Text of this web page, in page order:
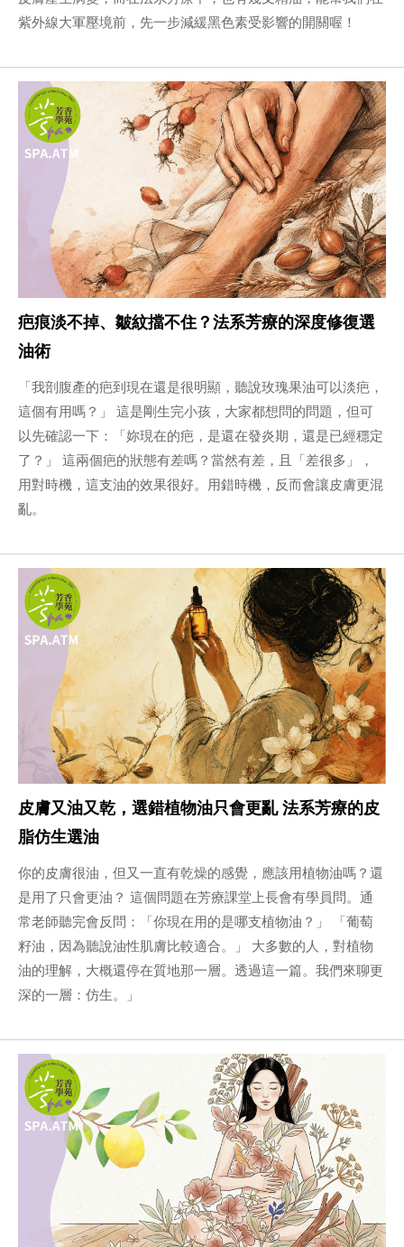
紫外線大軍壓境前，先一步減緩黑色素受影響的開關喔！
疤痕淡不掉、皺紋擋不住？法系芳療的深度修復選
油術
「我剖腹產的疤到現在還是很明顯，聽說玫瑰果油可以淡疤，
這個有用嗎？」 這是剛生完小孩，大家都想問的問題，但可
以先確認一下：「妳現在的疤，是還在發炎期，還是已經穩定
了？」 這兩個疤的狀態有差嗎？當然有差，且「差很多」，
用對時機，這支油的效果很好。用錯時機，反而會讓皮膚更混
亂。
皮膚又油又乾，選錯植物油只會更亂 法系芳療的皮
脂仿生選油
你的皮膚很油，但又一直有乾燥的感覺，應該用植物油嗎？還
是用了只會更油？ 這個問題在芳療課堂上長會有學員問。通
常老師聽完會反問：「你現在用的是哪支植物油？」 「葡萄
籽油，因為聽說油性肌膚比較適合。」 大多數的人，對植物
油的理解，大概還停在質地那一層。透過這一篇。我們來聊更
深的一層：仿生。」